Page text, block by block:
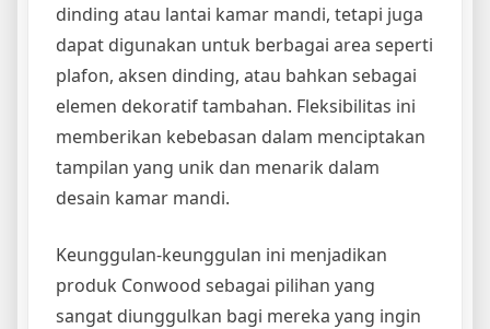
dinding atau lantai kamar mandi, tetapi juga
dapat digunakan untuk berbagai area seperti
plafon, aksen dinding, atau bahkan sebagai
elemen dekoratif tambahan. Fleksibilitas ini
memberikan kebebasan dalam menciptakan
tampilan yang unik dan menarik dalam
desain kamar mandi.
Keunggulan-keunggulan ini menjadikan
produk Conwood sebagai pilihan yang
sangat diunggulkan bagi mereka yang ingin